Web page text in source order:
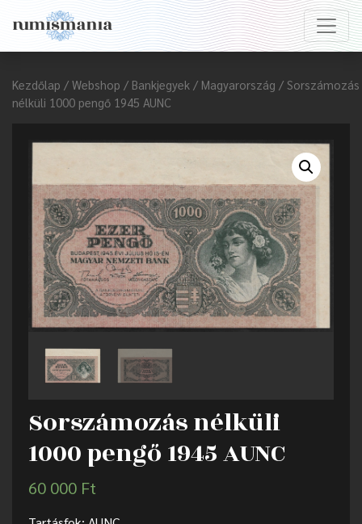
Kezdőlap / Webshop / Bankjegyek / Magyarország / Sorszámozás
nélküli 1000 pengő 1945 AUNC
Sorszámozás nélküli
1000 pengő 1945 AUNC
60 000 Ft